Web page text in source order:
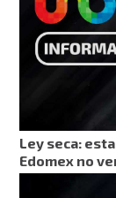
Ley seca:
Edomex no